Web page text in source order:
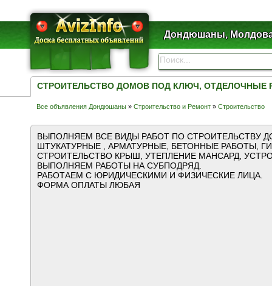
Дондюшаны,
СТРОИТЕЛЬСТВО ДОМОВ ПОД КЛЮЧ, ОТДЕЛОЧНЫЕ
Все объявления Дондюшаны » Строительство и Ремонт » Строительство
ВЫПОЛНЯЕМ ВСЕ ВИДЫ РАБОТ ПО СТРОИТЕЛЬСТВУ
ШТУКАТУРНЫЕ , АРМАТУРНЫЕ, БЕТОННЫЕ РАБОТЫ,
СТРОИТЕЛЬСТВО КРЫШ, УТЕПЛЕНИЕ МАНСАРД,
ВЫПОЛНЯЕМ РАБОТЫ НА СУБПОДРЯД.
РАБОТАЕМ С ЮРИДИЧЕСКИМИ И ФИЗИЧЕСКИЕ ЛИЦА.
ФОРМА ОПЛАТЫ ЛЮБАЯ